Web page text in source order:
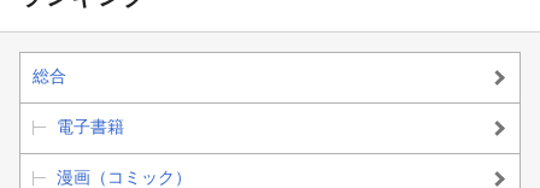
総合
電子書籍
漫画（コミック）